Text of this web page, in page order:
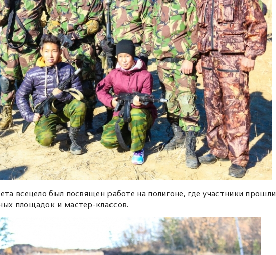
всецело был посвящен работе на полигоне, где участники прошли
площадок и мастер-классов.